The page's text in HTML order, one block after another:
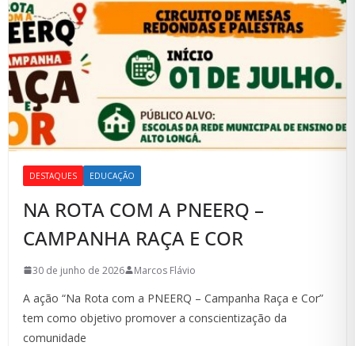
DESTAQUES EDUCAÇÃO
NA ROTA COM A PNEERQ –
CAMPANHA RAÇA E COR
30 de junho de 2026 Marcos Flávio
A ação “Na Rota com a PNEERQ – Campanha Raça e Cor”
tem como objetivo promover a conscientização da
comunidade